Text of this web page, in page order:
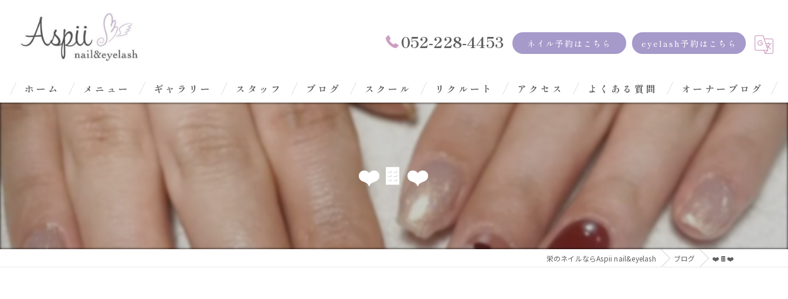
052-228-4453 ネイル予約はこちら eyelash予約はこちら
ホーム メニュー ギャラリー スタッフ ブログ スクール リクルート アクセス よくある質問 オーナーブログ
❤️🍫❤️
栄のネイルならAspii nail&eyelash ブログ ❤️🍫❤️